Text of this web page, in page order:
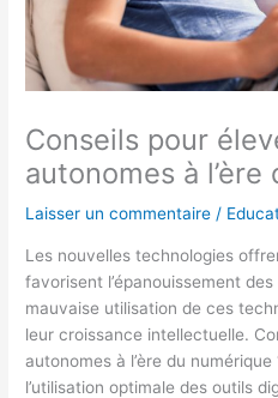
Conseils pour
autonomes à
Laisser un commentaire /
Les nouvelles technologies
favorisent l’épanouissement
mauvaise utilisation de ces
leur croissance intellectuelle.
autonomes à l’ère du
l’utilisation optimale des outils